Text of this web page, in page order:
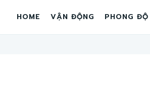
HOME VẬN ĐỘNG PHONG ĐỘ